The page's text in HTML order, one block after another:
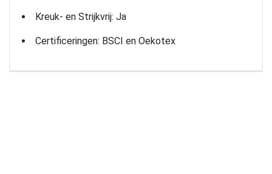
Kreuk- en Strijkvrij: Ja
Certificeringen: BSCI en Oekotex